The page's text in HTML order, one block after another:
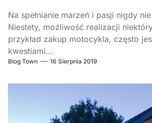
Na spełnianie marzeń i pasji nigdy
Niestety, możliwość realizacji
przykład zakup motocykla, często
kwestiami...
Blog Town 16 Sierpnia 2019